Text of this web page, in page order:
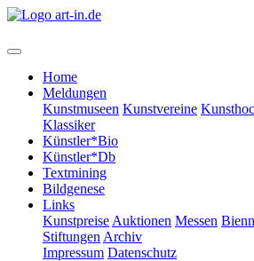
Home
Meldungen
Kunstmuseen Kunstvereine
Klassiker
Künstler*Bio
Künstler*Db
Textmining
Bildgenese
Links
Kunstpreise Auktionen Messen
Stiftungen Archiv
Impressum Datenschutz